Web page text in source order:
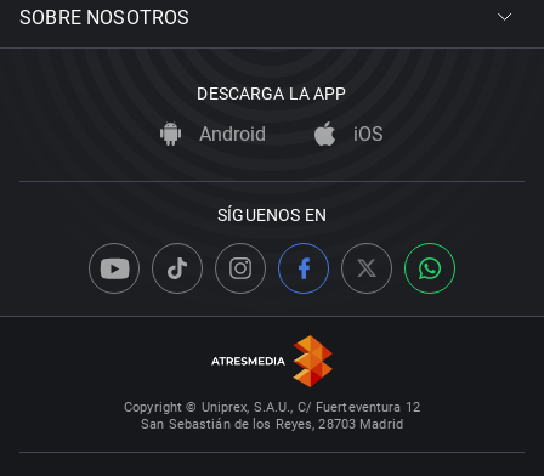
SOBRE NOSOTROS
DESCARGA LA APP
Android iOS
SÍGUENOS EN
Copyright © Uniprex, S.A.U., C/ Fuerteventura 12
San Sebastián de los Reyes, 28703 Madrid